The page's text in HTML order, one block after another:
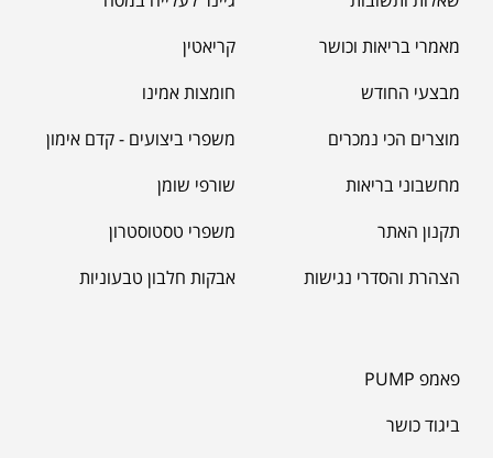
מאקה שחורה | BLACK MACA
125.00
מאמרי בריאות וכושר
מבצעי החודש
מוצרים הכי נמכרים
מחשבוני בריאות
תקנון האתר
הצהרת והסדרי נגישות
קריאטין
חומצות אמינו
משפרי ביצועים - קדם אימון
שורפי שומן
משפרי טסטוסטרון
אבקות חלבון טבעוניות
פאמפ PUMP
ביגוד כושר